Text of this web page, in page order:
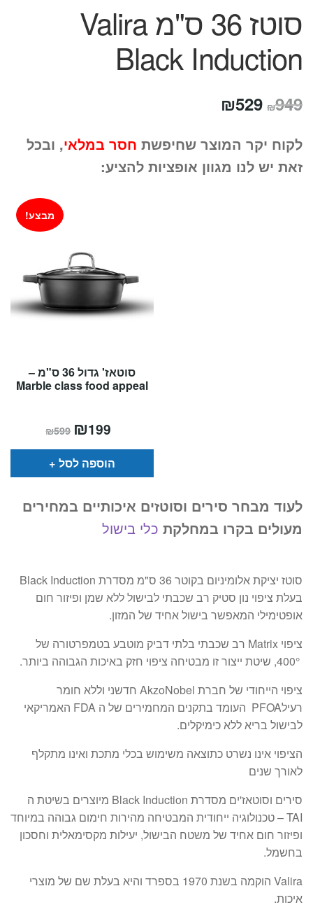
סוטז 36 ס"מ Valira
Black Induction
₪949 המחיר
היה:
₪949.
₪529
הוא:
₪529.
לקוח יקר המוצר שחיפשת חסר במלאי, ובכל
זאת יש לנו מגוון אופציות להציע:
סוטאז' גדול 36 ס"מ –
Marble class food appeal
מבצע!
₪599 המחיר
המקורי
היה:
₪599.
₪199
הוא:
הוספה לסל
לעוד מבחר סירים וסוטזים איכותיים במחירים
מעולים בקרו במחלקת כלי בישול
סוטז יציקת אלומיניום בקוטר 36 ס"מ מסדרת Black Induction
בעלת ציפוי נון סטיק רב שכבתי לבישול ללא שמן ופיזור חום
אופטימילי המאפשר בישול אחיד של המזון.
ציפוי Matrix רב שכבתי בלתי דביק מוטבע בטמפרטורה של
ציפוי הייחודי של חברת AkzoNobel חדשני וללא חומר
רעילPFOA העומד בתקנים המחמירים של ה FDA האמריקאי
לבישול בריא ללא כימיקלים.
הציפוי אינו נשרט כתוצאה משימוש בכלי מתכת ואינו מתקלף
לאורך שנים
סירים וסוטאז'ים מסדרת Black Induction מיוצרים בשיטת ה
TAI – טכנולוגיה ייחודית המבטיחה מהירות חימום גבוהה במיוחד
ופיזור חום אחיד של משטח הבישול, יעילות מקסימאלית וחסכון
בחשמל.
Valira הוקמה בשנת 1970 בספרד והיא בעלת שם של מוצרי
איכות.